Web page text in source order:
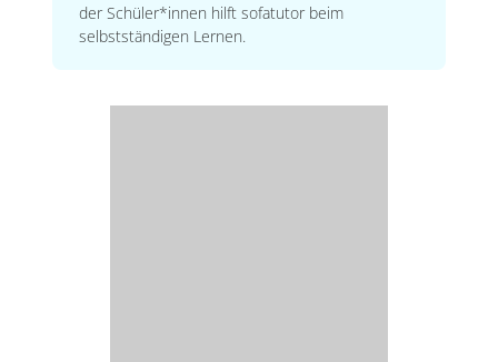
der Schüler*innen hilft sofatutor beim
selbstständigen Lernen.